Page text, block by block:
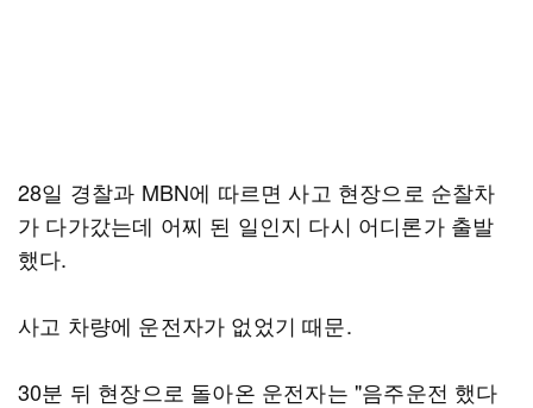
28일 경찰과 MBN에 따르면 사고 현장으로 순찰차
가 다가갔는데 어찌 된 일인지 다시 어디론가 출발
했다.
사고 차량에 운전자가 없었기 때문.
30분 뒤 현장으로 돌아온 운전자는 "음주운전 했다